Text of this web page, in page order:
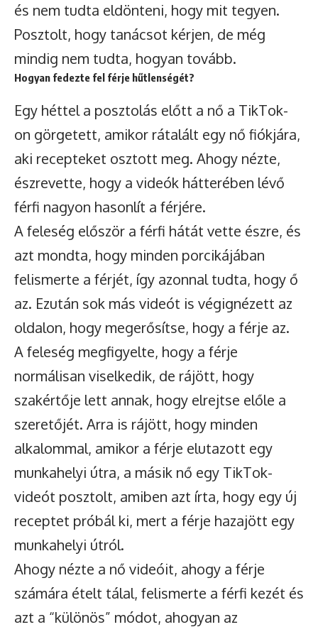
és nem tudta eldönteni, hogy mit tegyen.
Posztolt, hogy tanácsot kérjen, de még
mindig nem tudta, hogyan tovább.
Hogyan fedezte fel férje hűtlenségét?
Egy héttel a posztolás előtt a nő a TikTok-
on görgetett, amikor rátalált egy nő fiókjára,
aki recepteket osztott meg. Ahogy nézte,
észrevette, hogy a videók hátterében lévő
férfi nagyon hasonlít a férjére.
A feleség először a férfi hátát vette észre, és
azt mondta, hogy minden porcikájában
felismerte a férjét, így azonnal tudta, hogy ő
az. Ezután sok más videót is végignézett az
oldalon, hogy megerősítse, hogy a férje az.
A feleség megfigyelte, hogy a férje
normálisan viselkedik, de rájött, hogy
szakértője lett annak, hogy elrejtse előle a
szeretőjét. Arra is rájött, hogy minden
alkalommal, amikor a férje elutazott egy
munkahelyi útra, a másik nő egy TikTok-
videót posztolt, amiben azt írta, hogy egy új
receptet próbál ki, mert a férje hazajött egy
munkahelyi útról.
Ahogy nézte a nő videóit, ahogy a férje
számára ételt tálal, felismerte a férfi kezét és
azt a “különös” módot, ahogyan az